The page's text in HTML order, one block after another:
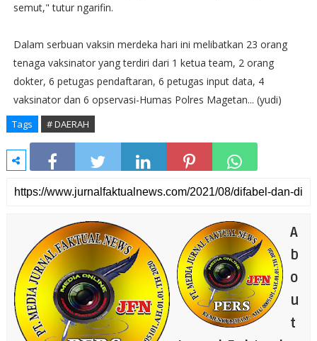
semut," tutur ngarifin.
Dalam serbuan vaksin merdeka hari ini melibatkan 23 orang
tenaga vaksinator yang terdiri dari 1 ketua team, 2 orang
dokter, 6 petugas pendaftaran, 6 petugas input data, 4
vaksinator dan 6 opservasi-Humas Polres Magetan... (yudi)
Tags # DAERAH
A
b
o
u
t